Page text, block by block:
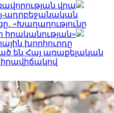
վրա
ադրբեջանական
«Խաղաղությունը
իրականության»
խորհուրդը
են Հայ առաքելական
իրավիճակով